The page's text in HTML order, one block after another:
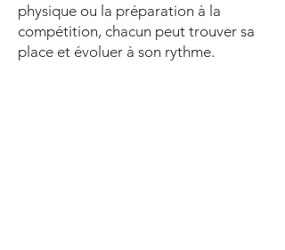
physique ou la préparation à la
compétition, chacun peut trouver sa
place et évoluer à son rythme.